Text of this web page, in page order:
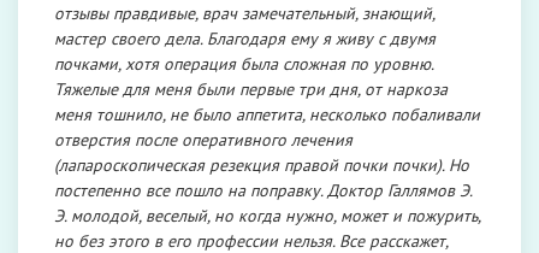
отзывы правдивые, врач замечательный, знающий,
мастер своего дела. Благодаря ему я живу с двумя
почками, хотя операция была сложная по уровню.
Тяжелые для меня были первые три дня, от наркоза
меня тошнило, не было аппетита, несколько побаливали
отверстия после оперативного лечения
(лапароскопическая резекция правой почки почки). Но
постепенно все пошло на поправку. Доктор Галлямов Э.
Э. молодой, веселый, но когда нужно, может и пожурить,
но без этого в его профессии нельзя. Все расскажет,